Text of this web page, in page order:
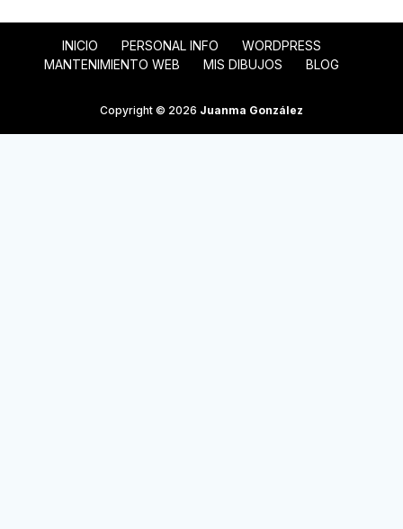
INICIO PERSONAL INFO
WORDPRESS
MANTENIMIENTO WEB
MIS DIBUJOS BLOG
Copyright © 2026 Juanma González